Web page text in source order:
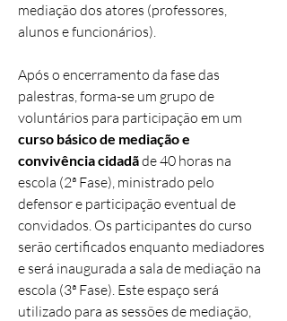
mediação dos atores (professores,
alunos e funcionários).
Após o encerramento da fase das
palestras, forma-se um grupo de
voluntários para participação em um
curso básico de mediação e
convivência cidadãde 40 horas na
escola (2ª Fase), ministrado pelo
defensor e participação eventual de
convidados. Os participantes do curso
serão certificados enquanto mediadores
e será inaugurada a sala de mediação na
escola (3ª Fase). Este espaço será
utilizado para as sessões de mediação,